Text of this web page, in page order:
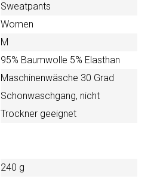
Sweatpants
Women
M
95% Baumwolle 5% Elasthan
Maschinenwäsche 30 Grad
Schonwaschgang, nicht
Trockner geeignet
240 g